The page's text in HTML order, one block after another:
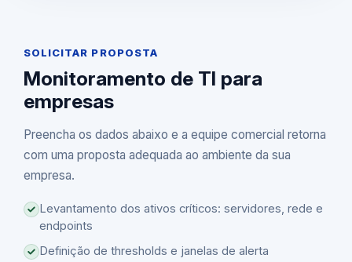
SOLICITAR PROPOSTA
Monitoramento de TI para
empresas
Preencha os dados abaixo e a equipe comercial retorna
com uma proposta adequada ao ambiente da sua
empresa.
Levantamento dos ativos críticos: servidores, rede e
endpoints
Definição de thresholds e janelas de alerta